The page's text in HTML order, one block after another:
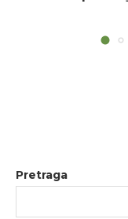
Pretraga